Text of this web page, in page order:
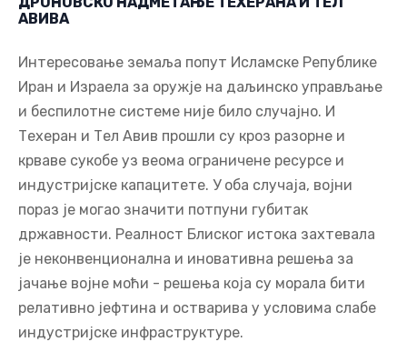
АВИВА
Интересовање земаља попут Исламске Републике
Иран и Израела за оружје на даљинско управљање
и беспилотне системе није било случајно. И
Техеран и Тел Авив прошли су кроз разорне и
крваве сукобе уз веома ограничене ресурсе и
индустријске капацитете. У оба случаја, војни
пораз је могао значити потпуни губитак
државности. Реалност Блиског истока захтевала
је неконвенционална и иновативна решења за
јачање војне моћи - решења која су морала бити
релативно јефтина и остварива у условима слабе
индустријске инфраструктуре.